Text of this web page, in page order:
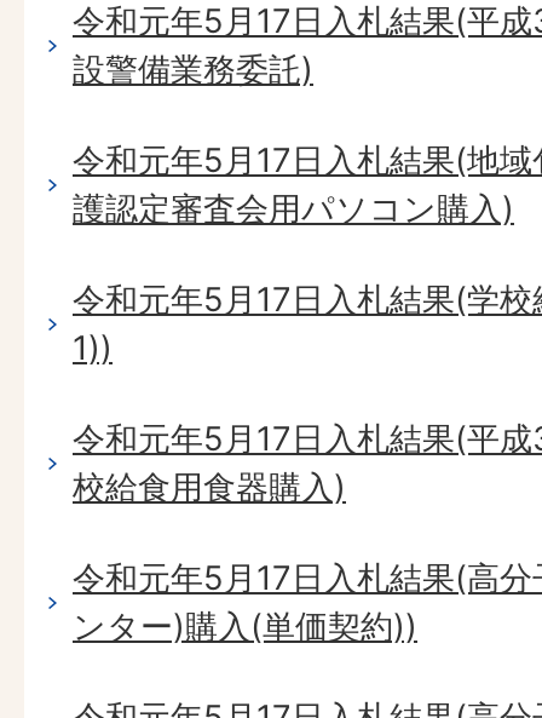
令和元年5月17日入札結果(平
設警備業務委託)
令和元年5月17日入札結果(地
護認定審査会用パソコン購入)
令和元年5月17日入札結果(学
1))
令和元年5月17日入札結果(平
校給食用食器購入)
令和元年5月17日入札結果(高
ンター)購入(単価契約))